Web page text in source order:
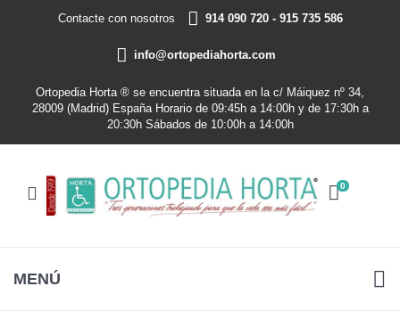
Contacte con nosotros 914 090 720 - 915 735 586
info@ortopediahorta.com
Ortopedia Horta ® se encuentra situada en la c/ Máiquez nº 34,
28009 (Madrid) España Horario de 09:45h a 14:00h y de 17:30h a
20:30h Sábados de 10:00h a 14:00h
0
MENÚ